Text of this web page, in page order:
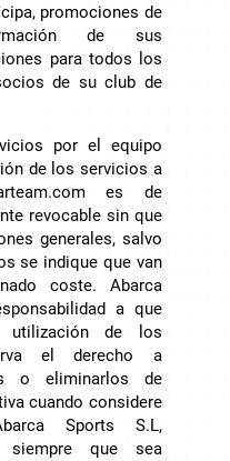
promociones de
de sus
para todos los
de su club de
por el equipo
de los servicios a
es de
revocable sin que
generales, salvo
se indique que van
coste. Abarca
a que
de los
el derecho a
o eliminarlos de
cuando considere
Sports S.L,
siempre que sea